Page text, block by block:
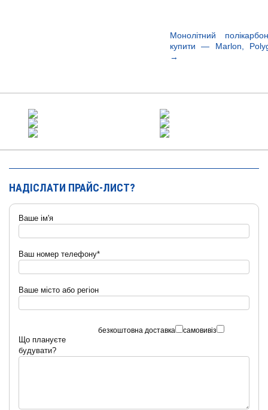
Монолітний
купити — Marlon,
→
НАДІСЛАТИ ПРАЙС-ЛИСТ?
Ваше ім'я
Ваш номер телефону*
Ваше місто або регіон
безкоштовна доставка самовивіз
Що плануєте
будувати?